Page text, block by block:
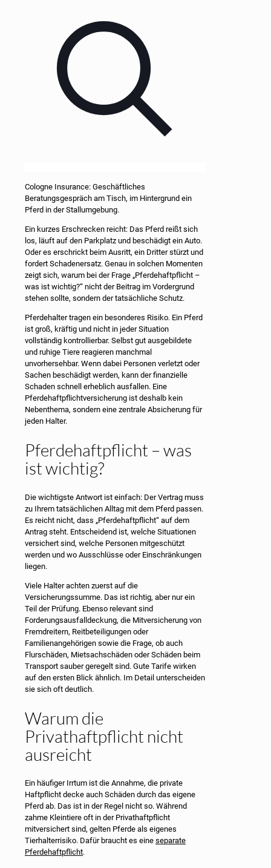
Cologne Insurance: Geschäftliches
Beratungsgespräch am Tisch, im Hintergrund ein
Pferd in der Stallumgebung.
Ein kurzes Erschrecken reicht: Das Pferd reißt sich
los, läuft auf den Parkplatz und beschädigt ein Auto.
Oder es erschrickt beim Ausritt, ein Dritter stürzt und
fordert Schadenersatz. Genau in solchen Momenten
zeigt sich, warum bei der Frage „Pferdehaftpflicht –
was ist wichtig?“ nicht der Beitrag im Vordergrund
stehen sollte, sondern der tatsächliche Schutz.
Pferdehalter tragen ein besonderes Risiko. Ein Pferd
ist groß, kräftig und nicht in jeder Situation
vollständig kontrollierbar. Selbst gut ausgebildete
und ruhige Tiere reagieren manchmal
unvorhersehbar. Wenn dabei Personen verletzt oder
Sachen beschädigt werden, kann der finanzielle
Schaden schnell erheblich ausfallen. Eine
Pferdehaftpflichtversicherung ist deshalb kein
Nebenthema, sondern eine zentrale Absicherung für
jeden Halter.
Pferdehaftpflicht – was
ist wichtig?
Die wichtigste Antwort ist einfach: Der Vertrag muss
zu Ihrem tatsächlichen Alltag mit dem Pferd passen.
Es reicht nicht, dass „Pferdehaftpflicht“ auf dem
Antrag steht. Entscheidend ist, welche Situationen
versichert sind, welche Personen mitgeschützt
werden und wo Ausschlüsse oder Einschränkungen
liegen.
Viele Halter achten zuerst auf die
Versicherungssumme. Das ist richtig, aber nur ein
Teil der Prüfung. Ebenso relevant sind
Forderungsausfalldeckung, die Mitversicherung von
Fremdreitern, Reitbeteiligungen oder
Familienangehörigen sowie die Frage, ob auch
Flurschäden, Mietsachschäden oder Schäden beim
Transport sauber geregelt sind. Gute Tarife wirken
auf den ersten Blick ähnlich. Im Detail unterscheiden
sie sich oft deutlich.
Warum die
Privathaftpflicht nicht
ausreicht
Ein häufiger Irrtum ist die Annahme, die private
Haftpflicht decke auch Schäden durch das eigene
Pferd ab. Das ist in der Regel nicht so. Während
zahme Kleintiere oft in der Privathaftpflicht
mitversichert sind, gelten Pferde als eigenes
Tierhalterrisiko. Dafür braucht es eine separate
Pferdehaftpflicht.